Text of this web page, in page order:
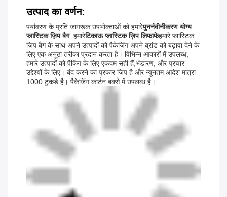
उत्पाद का वर्णन:
पर्यावरण के प्रति जागरूक उपभोक्ताओं को हमारेपुनर्नवीनीकरण योग्य
प्लास्टिक ज़िप बैग. हमारेटिकाऊ प्लास्टिक ज़िप लिफाफेहमारे प्लास्टिक
ज़िप बैग के साथ अपने उत्पादों को पैकेजिंग अपने ब्रांड को बढ़ावा देने के
लिए एक अनूठा तरीका प्रदान करता है। विभिन्न आकारों में उपलब्ध,
हमारे उत्पादों को पैकिंग के लिए एकदम सही हैं,भंडारण, और प्रचार
उद्देश्यों के लिए। बंद करने का प्रकार ज़िप है और न्यूनतम आदेश मात्रा
1000 टुकड़े है। पैकेजिंग कार्टन बक्से में उपलब्ध है।